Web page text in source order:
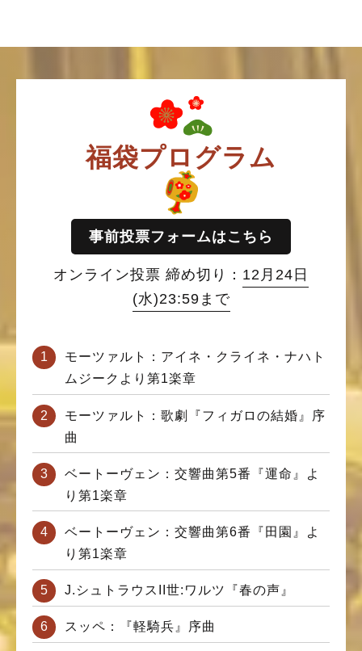
福袋プログラム
事前投票フォームはこちら
オンライン投票 締め切り： 12月24日
(水)23:59まで
モーツァルト：アイネ・クライネ・ナハト
ムジークより第1楽章
モーツァルト：歌劇『フィガロの結婚』序
曲
ベートーヴェン：交響曲第5番『運命』よ
り第1楽章
ベートーヴェン：交響曲第6番『田園』よ
り第1楽章
J.シュトラウスII世:ワルツ『春の声』
スッペ：『軽騎兵』序曲